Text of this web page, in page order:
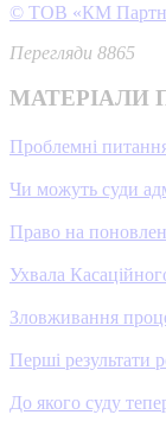
© ТОВ «КМ
Перегляди 8865
МАТЕРІАЛИ
Проблемні
Чи можуть суди
Право на
Ухвала
Зловживання
Перші результати
До якого суду